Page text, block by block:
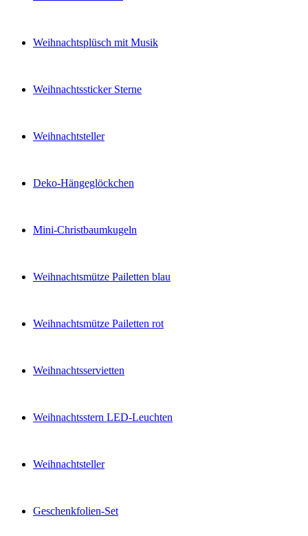
Weihnachtsplüsch mit Musik
Weihnachtssticker Sterne
Weihnachtsteller
Deko-Hängeglöckchen
Mini-Christbaumkugeln
Weihnachtsmütze Pailetten blau
Weihnachtsmütze Pailetten rot
Weihnachtsservietten
Weihnachtsstern LED-Leuchten
Weihnachtsteller
Geschenkfolien-Set